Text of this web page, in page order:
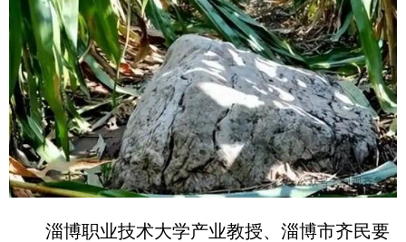
淄博职业技术大学产业教授、淄博市齐民要